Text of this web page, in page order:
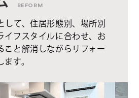
REFORM
して、住居形態別、場所別
イフスタイルに合わせ、お
こと解消しながらリフォー
ます。